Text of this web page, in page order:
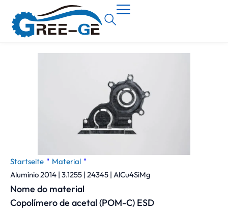
Startseite " Material "
Alumínio 2014 | 3.1255 | 24345 | AlCu4SiMg
Nome do material
Copolímero de acetal (POM-C) ESD